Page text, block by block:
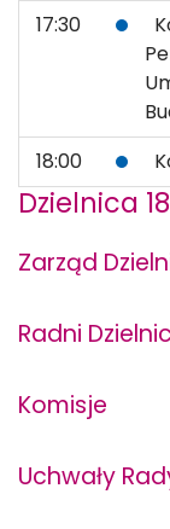
17:30
18:00
Dzielnica
Zarząd
Radni
Komisje
Uchwały